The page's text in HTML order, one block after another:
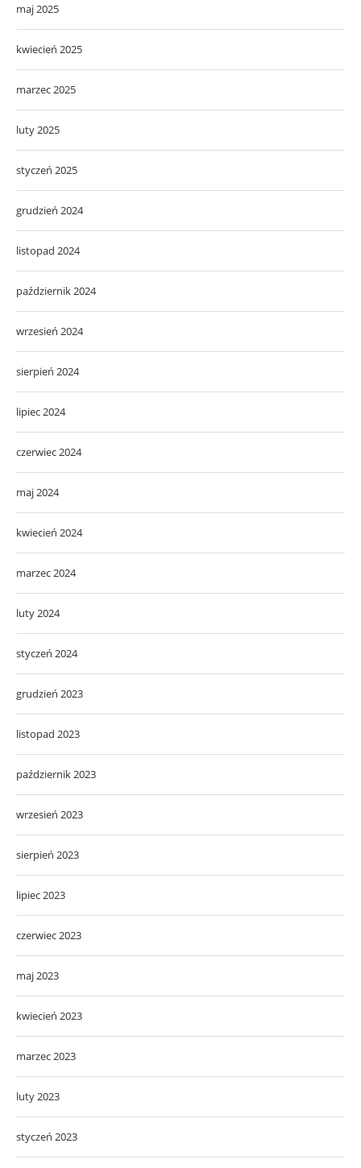
maj 2025
kwiecień 2025
marzec 2025
luty 2025
styczeń 2025
grudzień 2024
listopad 2024
październik 2024
wrzesień 2024
sierpień 2024
lipiec 2024
czerwiec 2024
maj 2024
kwiecień 2024
marzec 2024
luty 2024
styczeń 2024
grudzień 2023
listopad 2023
październik 2023
wrzesień 2023
sierpień 2023
lipiec 2023
czerwiec 2023
maj 2023
kwiecień 2023
marzec 2023
luty 2023
styczeń 2023